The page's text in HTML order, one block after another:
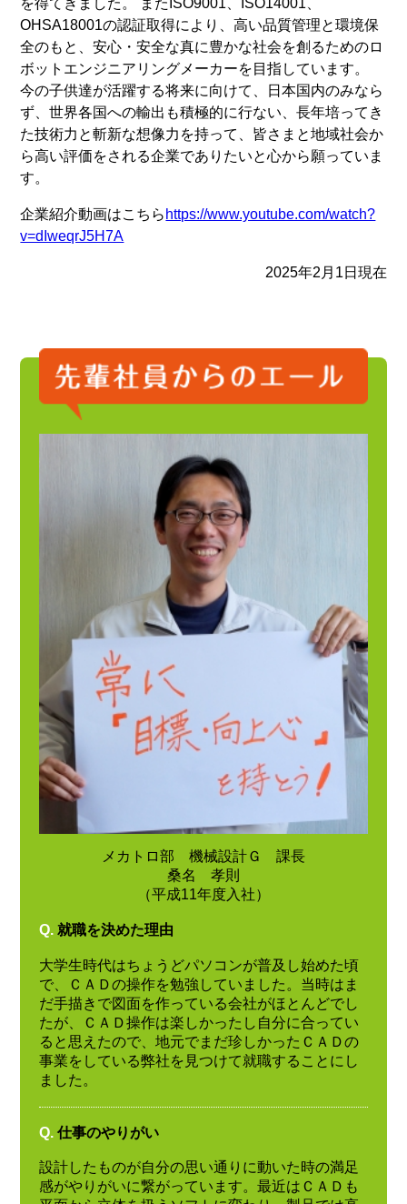
を得てきました。 またISO9001、ISO14001、
OHSA18001の認証取得により、高い品質管理と環境保
全のもと、安心・安全な真に豊かな社会を創るためのロ
ボットエンジニアリングメーカーを目指しています。
今の子供達が活躍する将来に向けて、日本国内のみなら
ず、世界各国への輸出も積極的に行ない、長年培ってき
た技術力と斬新な想像力を持って、皆さまと地域社会か
ら高い評価をされる企業でありたいと心から願っていま
す。
企業紹介動画はこちら https://www.youtube.com/watch?
v=dIweqrJ5H7A
2025年2月1日現在
メカトロ部 機械設計Ｇ 課長
桑名 孝則
（平成11年度入社）
Q. 就職を決めた理由
大学生時代はちょうどパソコンが普及し始めた頃
で、ＣＡＤの操作を勉強していました。当時はま
だ手描きで図面を作っている会社がほとんどでし
たが、ＣＡＤ操作は楽しかったし自分に合ってい
ると思えたので、地元でまだ珍しかったＣＡＤの
事業をしている弊社を見つけて就職することにし
ました。
Q. 仕事のやりがい
設計したものが自分の思い通りに動いた時の満足
感がやりがいに繋がっています。最近はＣＡＤも